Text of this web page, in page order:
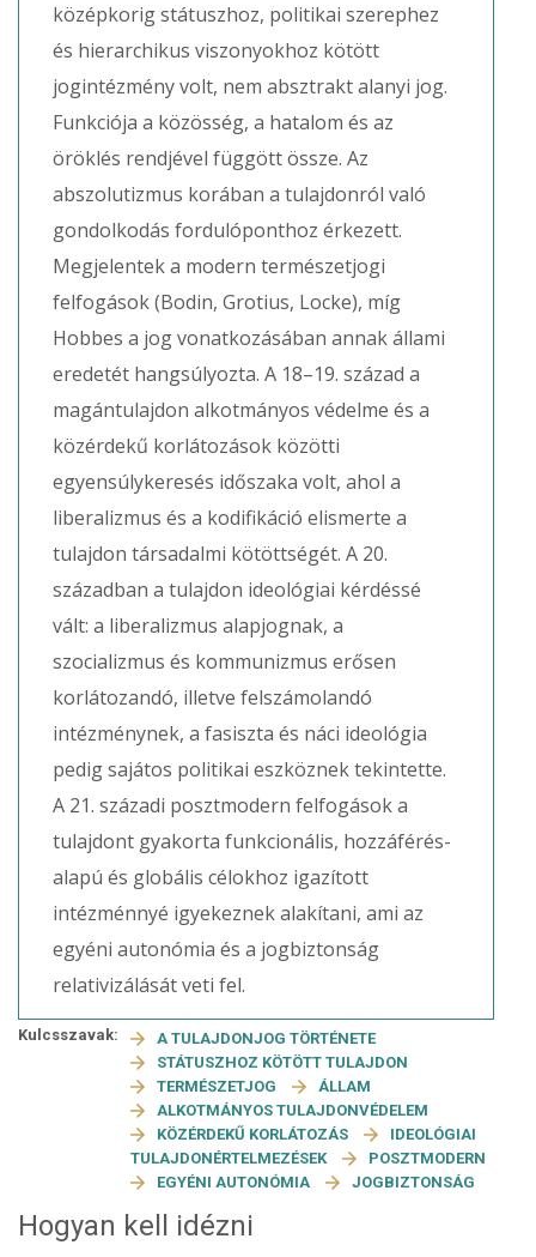
középkorig státuszhoz, politikai szerephez
és hierarchikus viszonyokhoz kötött
jogintézmény volt, nem absztrakt alanyi jog.
Funkciója a közösség, a hatalom és az
öröklés rendjével függött össze. Az
abszolutizmus korában a tulajdonról való
gondolkodás fordulóponthoz érkezett.
Megjelentek a modern természetjogi
felfogások (Bodin, Grotius, Locke), míg
Hobbes a jog vonatkozásában annak állami
eredetét hangsúlyozta. A 18–19. század a
magántulajdon alkotmányos védelme és a
közérdekű korlátozások közötti
egyensúlykeresés időszaka volt, ahol a
liberalizmus és a kodifikáció elismerte a
tulajdon társadalmi kötöttségét. A 20.
században a tulajdon ideológiai kérdéssé
vált: a liberalizmus alapjognak, a
szocializmus és kommunizmus erősen
korlátozandó, illetve felszámolandó
intézménynek, a fasiszta és náci ideológia
pedig sajátos politikai eszköznek tekintette.
A 21. századi posztmodern felfogások a
tulajdont gyakorta funkcionális, hozzáférés-
alapú és globális célokhoz igazított
intézménnyé igyekeznek alakítani, ami az
egyéni autonómia és a jogbiztonság
relativizálását veti fel.
Kulcsszavak:
A TULAJDONJOG TÖRTÉNETE
STÁTUSZHOZ KÖTÖTT TULAJDON
TERMÉSZETJOG
ÁLLAM
ALKOTMÁNYOS TULAJDONVÉDELEM
KÖZÉRDEKŰ KORLÁTOZÁS
IDEOLÓGIAI
TULAJDONÉRTELMEZÉSEK
POSZTMODERN
EGYÉNI AUTONÓMIA
JOGBIZTONSÁG
Hogyan kell idézni